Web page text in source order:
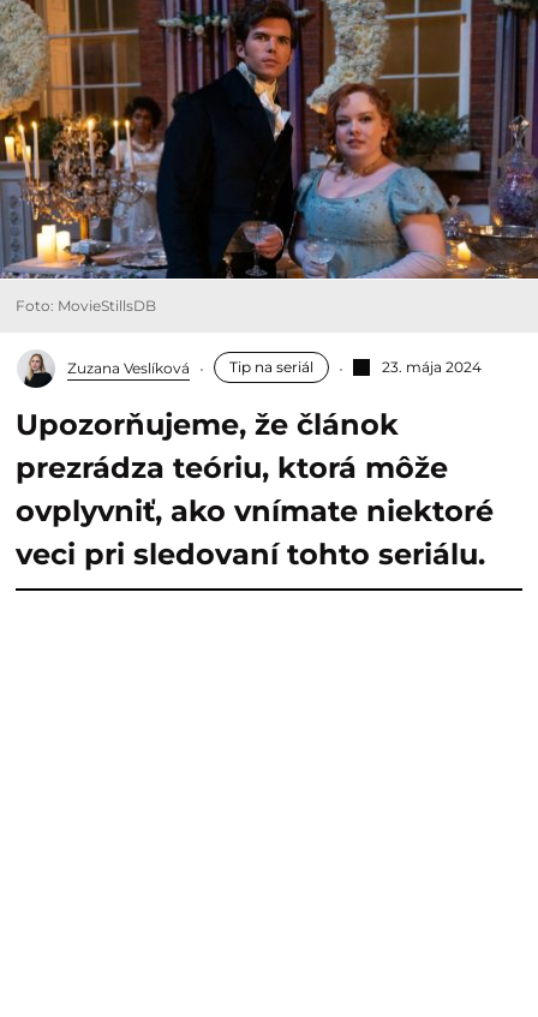
Foto: MovieStillsDB
Zuzana Veslíková Tip na seriál 23. mája 2024
Upozorňujeme, že článok
prezrádza teóriu, ktorá môže
ovplyvniť, ako vnímate niektoré
veci pri sledovaní tohto seriálu.